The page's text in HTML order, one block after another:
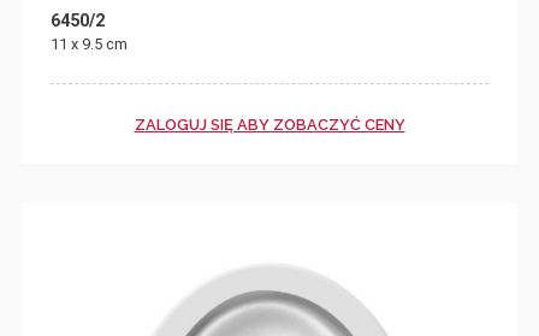
6450/2
11 x 9.5 cm
ZALOGUJ SIĘ ABY ZOBACZYĆ CENY